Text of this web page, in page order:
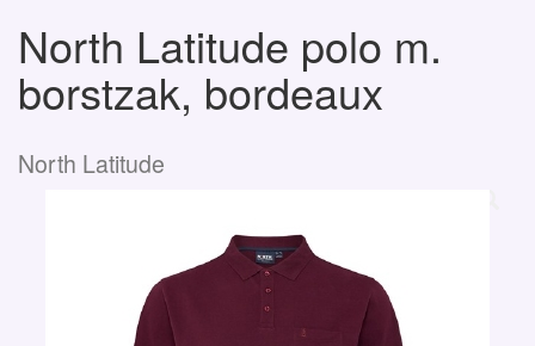
North Latitude polo m.
borstzak, bordeaux
North Latitude